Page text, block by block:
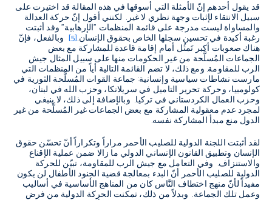
قد يقول أحدهم إنّ الأمثلة التي أسوقها في هذه المقالة قد اختيرت على
سبيل الانتقاء لإثبات وجهة نظري لا غير. لكنني أقول إنّ حركة العدالة
والمساواة ليست مدرجة على قائمة المنظمات "الإرهابية" وقد أثبتت
رغبة أكيدة في تحسين سجلها الخاص بحقوق الإنسان.[5] وبالفعل، فإنّ
هناك صعوبات أكبر تَمثُل أمام إقامة قاعدة للمشاركة مع بعض
الجماعات المُسلَّحة من غير الحكومات منها على سبيل المثال جيش
الرب للمقاومة. ومع ذلك، لا تضم القائمة التالية أياً من المنظمات التي
مارست نشاطات سياسية وإنسانية: جماعة القوات المُسلَّحة الثورية في
كولومبيا، وحركة تحرير التاميل في سريلانكا، وحزب الله في لبنان،
وحزب العمال الكردستاني في تركيا. وبالإضافة إلى ذلك، لا ينبغي
لمجرد عدم معقولية المشاركة مع بعض الجماعات غير المُسلَّحة من غير
الدول منع مبدأ المشاركة نفسه.
لقد أثبتت اللجنة الدولية للصليب الأحمر مراراً وتكراراً أنّ تحسّن حقوق
الإنسان وتطبيق القانون الإنساني الدولي ما زالا ضمن عملية الإقناع
والاستنزاف. وفي التعامل مع جيش الرب للمقاومة، تبيّن للحركة
الدولية للصليب الأحمر أنّ البدء بمعالجة قضية الجنود الأطفال لن يكون
مفيداً لأنّ منهج اختطاف النَّاس كان من المناهج الأساسية في أساليب
وعمل تلك الجماعة. وبدلاً من ذلك، تمكنت الحركة الدولية من فرض